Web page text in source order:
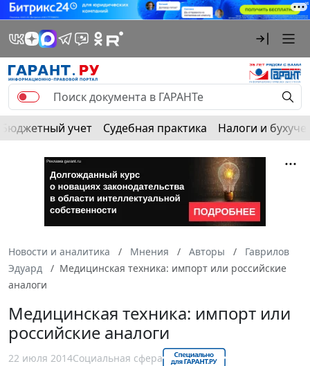
Бюджетный учет Судебная практика Налоги и
Новости и аналитика Мнения Авторы
Гаврилов
Эдуард
Медицинская техника: импорт или российские
аналоги
Медицинская техника: импорт или
российские аналоги
22 июля 2014Социальная сфера